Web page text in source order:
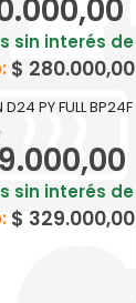
sin interés de
$ 280.000,00
D24 PY FULL BP24F
5
sin interés de
$ 329.000,00